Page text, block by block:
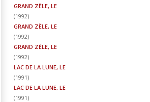
GRAND ZÈLE, LE
(1992)
GRAND ZÈLE, LE
(1992)
GRAND ZÈLE, LE
(1992)
LAC DE LA LUNE, LE
(1991)
LAC DE LA LUNE, LE
(1991)